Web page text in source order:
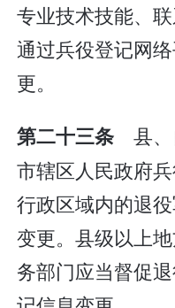
专业技术技能、
通过兵役登记网
更。
第二十三条 县、
市辖区人民政府
行政区域内的退
变更。县级以上
务部门应当督促